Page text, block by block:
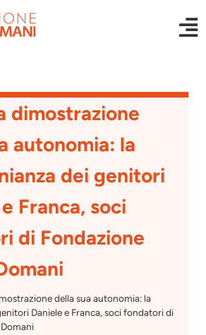
dimostrazione
autonomia: la
dei genitori
Franca, soci
di Fondazione
della sua autonomia: la
Daniele e Franca, soci fondatori di